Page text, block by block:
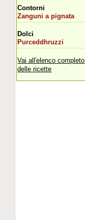
Contorni
Zanguni a pignata
Dolci
Purceddhruzzi
Vai all'elenco completo
delle ricette